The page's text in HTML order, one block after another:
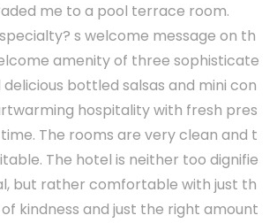
me to a pool terrace room.
s welcome message on th
amenity of three sophisticate
bottled salsas and mini con
hospitality with fresh pres
The rooms are very clean and t
The hotel is neither too dignifie
but rather comfortable with just th
kindness and just the right amount